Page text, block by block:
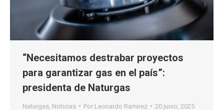
“Necesitamos destrabar proyectos
para garantizar gas en el país”:
presidenta de Naturgas
Naturgas Noticias Por Leonardo Ramirez 20 junio, 2025